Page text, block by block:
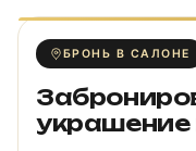
БРОНЬ В САЛОНЕ